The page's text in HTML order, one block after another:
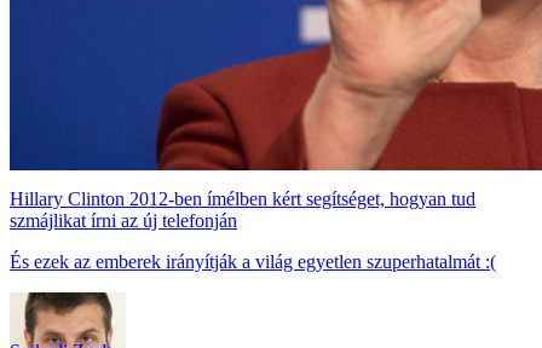
Hillary Clinton 2012-ben ímélben kért segítséget, hogyan tud
szmájlikat írni az új telefonján
És ezek az emberek irányítják a világ egyetlen szuperhatalmát :(